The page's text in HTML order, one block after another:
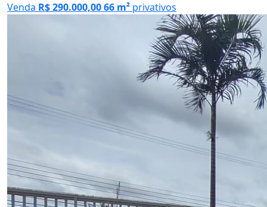
Venda R$ 290.000,0066 m² privativos